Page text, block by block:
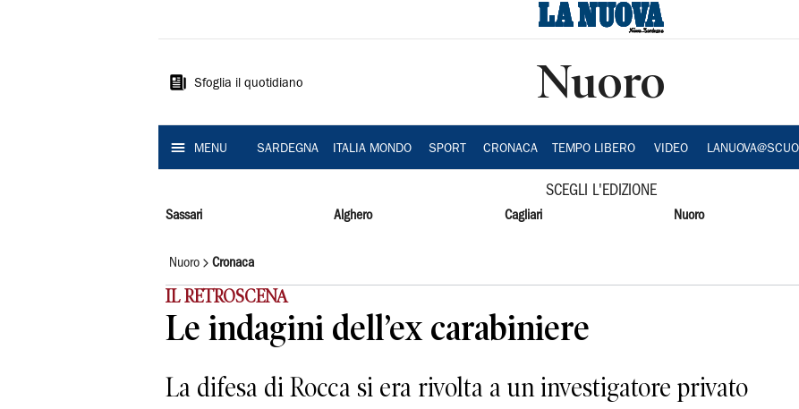
Sardegna
Sfoglia il quotidiano Nuoro
MENU SARDEGNA ITALIA MONDO SPORT CRONACA TEMPO LIBERO VIDEO
SCEGLI L'EDIZIONE
Sassari Alghero Cagliari Nuoro
Nuoro Cronaca
IL RETROSCENA
Le indagini dell’ex carabiniere
La difesa di Rocca si era rivolta a un investigatore privato